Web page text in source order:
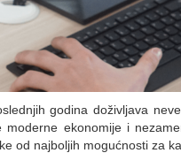
godina doživljava
moderne ekonomije i
od najboljih mogućnosti za